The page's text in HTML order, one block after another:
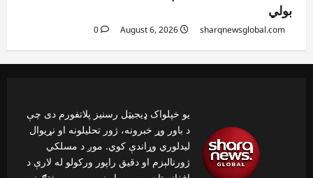
بولي
sharqnewsglobal.com
0
یو خپلواک ډیجیټل رسنیز پلاتفورم دی چې
د باور وړ خبرونه، ژور تحلیلونه او نړیوال
لیدلوري وړاندې کوي. موږ د مسلکي
ژورنالېزم او دقیق راپور ورکولو له لارې د